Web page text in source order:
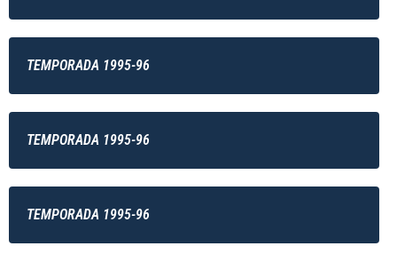
TEMPORADA 1995-96
TEMPORADA 1995-96
TEMPORADA 1995-96